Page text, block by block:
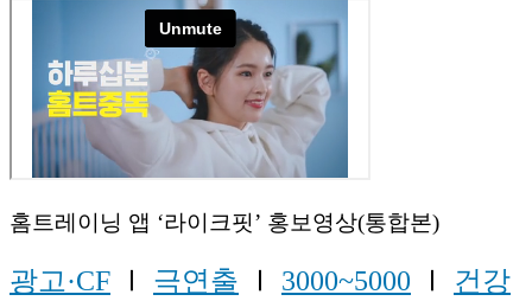
홈트레이닝 앱 ‘라이크핏’ 홍보영상(통합본)
광고·CF Ⅰ 극연출 Ⅰ 3000~5000 Ⅰ 건강